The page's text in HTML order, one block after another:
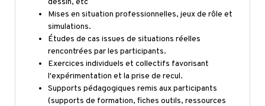
Mises en situation professionnelles, jeux de rôle et
simulations.
Études de cas issues de situations réelles
rencontrées par les participants.
Exercices individuels et collectifs favorisant
l'expérimentation et la prise de recul.
Supports pédagogiques remis aux participants
(supports de formation, fiches outils, ressources